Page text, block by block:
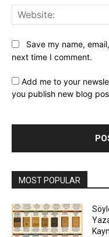
Save my name,
next time I comment.
Add me to your
you publish new blog
MOST POPULAR